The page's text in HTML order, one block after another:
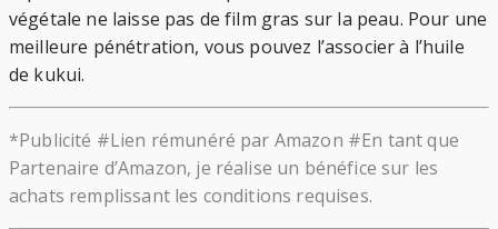
végétale ne laisse pas de film gras sur la peau. Pour une
meilleure pénétration, vous pouvez l’associer à l’huile
de kukui.
*Publicité #Lien rémunéré par Amazon #En tant que
Partenaire d’Amazon, je réalise un bénéfice sur les
achats remplissant les conditions requises.